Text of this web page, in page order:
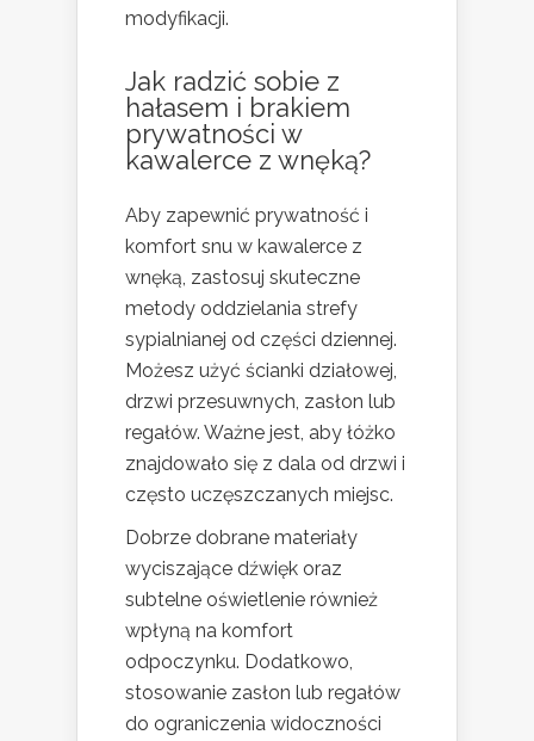
modyfikacji.
Jak radzić sobie z
hałasem i brakiem
prywatności w
kawalerce z wnęką?
Aby zapewnić prywatność i
komfort snu w kawalerce z
wnęką, zastosuj skuteczne
metody oddzielania strefy
sypialnianej od części dziennej.
Możesz użyć ścianki działowej,
drzwi przesuwnych, zasłon lub
regałów. Ważne jest, aby łóżko
znajdowało się z dala od drzwi i
często uczęszczanych miejsc.
Dobrze dobrane materiały
wyciszające dźwięk oraz
subtelne oświetlenie również
wpłyną na komfort
odpoczynku. Dodatkowo,
stosowanie zasłon lub regałów
do ograniczenia widoczności